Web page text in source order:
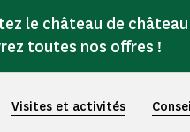
le château de
toutes nos offres !
Visites et activités